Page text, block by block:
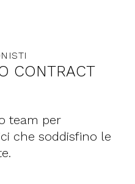
CONTRACT
team per
che soddisfino le